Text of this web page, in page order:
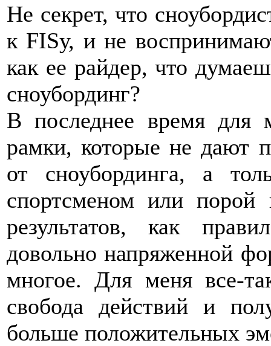
Не секрет, что
к FISу, и не
как ее райдер, что
сноубординг?
В последнее время для
рамки, которые не дают
от сноубординга, а
спортсменом или порой
результатов, как
довольно напряженной
многое. Для меня все-
свобода действий и
больше положительных